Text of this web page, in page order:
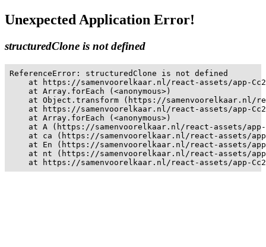
Unexpected Application Error!
structuredClone is not defined
ReferenceError: structuredClone is not defined
at https://samenvoorelkaar.nl/react-assets/app-
    at Array.forEach (<anonymous>)
at Object.transform (https://samenvoorelkaar.nl/
at https://samenvoorelkaar.nl/react-assets/app-
    at Array.forEach (<anonymous>)
at A (https://samenvoorelkaar.nl/react-assets/
at ca (https://samenvoorelkaar.nl/react-assets/
at En (https://samenvoorelkaar.nl/react-assets/
at nt (https://samenvoorelkaar.nl/react-assets/
at https://samenvoorelkaar.nl/react-assets/app-